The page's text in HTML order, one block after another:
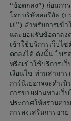
“ข้อตกลง”) ก่อนกา
โดยบริษัทลอรีอัล (ป
เย่”) สำหรับการเข้
และยอมรับข้อตกลง
เข้าใช้บริการเว็บไ
ตกลงได้ ดังนั้น โปร
หรือเข้าใช้บริการเ
เงื่อนไข ท่านสามาร
การ์นิเย่อาจจะดำเ
การขายผ่านทางเว็
ประกาศให้ทราบตา
การส่งเสริมการขา